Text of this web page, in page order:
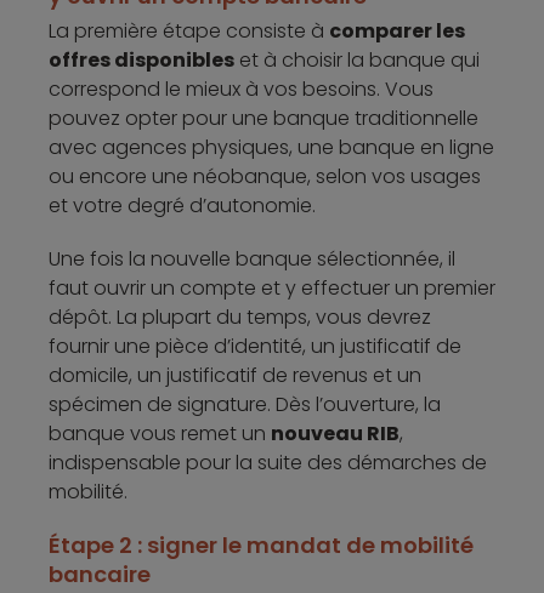
La première étape consiste à comparer les
offres disponibles et à choisir la banque qui
correspond le mieux à vos besoins. Vous
pouvez opter pour une banque traditionnelle
avec agences physiques, une banque en ligne
ou encore une néobanque, selon vos usages
et votre degré d’autonomie.
Une fois la nouvelle banque sélectionnée, il
faut ouvrir un compte et y effectuer un premier
dépôt. La plupart du temps, vous devrez
fournir une pièce d’identité, un justificatif de
domicile, un justificatif de revenus et un
spécimen de signature. Dès l’ouverture, la
banque vous remet un nouveau RIB,
indispensable pour la suite des démarches de
mobilité.
Étape 2 : signer le mandat de mobilité
bancaire